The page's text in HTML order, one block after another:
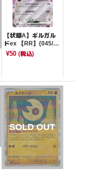
【状態A】ギルガル
ドex 【RR】{045/06
6}[SV4M]
¥50 (税込)